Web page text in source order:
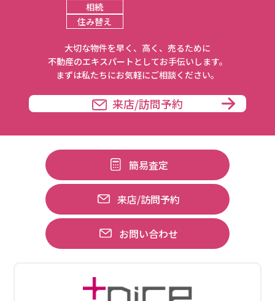
相続
住み替え
⼤切な物件を早く、⾼く、売るために
不動産のエキスパートとしてお⼿伝いします。
まずは私たちにお気軽にご相談ください。
来店/訪問予約
簡易査定
来店/訪問予約
お問い合わせ